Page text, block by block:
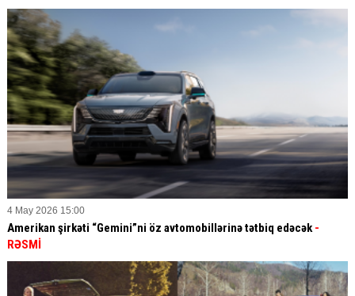
4 May 2026 15:00
Amerikan şirkəti “Gemini”ni öz avtomobillərinə tətbiq edəcək-
RƏSMİ